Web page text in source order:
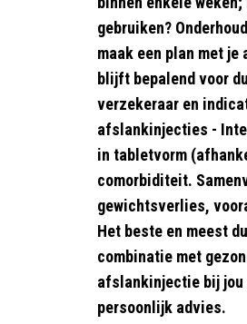
gebruiken?
maak een plan met
blijft bepalend voor
verzekeraar en
afslankinjecties -
in tabletvorm
comorbiditeit.
gewichtsverlies,
Het beste en meest
combinatie met
afslankinjectie bij jou
persoonlijk advies.